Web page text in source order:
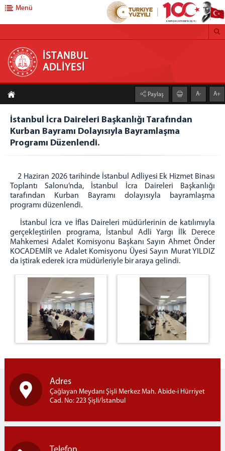
İSTANBUL ADLİYESİ
ADLİYEMİZ
Yerleşim Planı
İstanbul Adli Destek ve Mağdur Hizmetleri Müdürlüğü
Müdürlük
Bürolar
Bilgilendirme ve Yönlendirme Bürosu
Ceza Yargılaması Destek Bürosu
Kırılgan Grup Destek Bürosu
Çocuk Teslimi ve Çocuk İle Kişisel İlişki
Adli Görüşme Odası
Sıkça Sorulan Sorular
İletişim
İstanbul Denetimli Serbestlik Müdürlüğü
Adalet Sarayı Anaokulu
Önbüro
Savcılık Ön Bürosu
Personelin Görevleri
Menü
İSTANBUL
ADLİYESİ
Paylaş A- A+
İstanbul İcra Daireleri Başkanlığı Tarafından
Kurban Bayramı Dolayısıyla Bayramlaşma
Programı Düzenlendi.
2 Haziran 2026 tarihinde İstanbul Adliyesi Ek Hizmet Binası
Toplantı Salonu’nda, İstanbul İcra Daireleri Başkanlığı
tarafından Kurban Bayramı dolayısıyla bayramlaşma
programı düzenlendi.
İstanbul İcra ve İflas Daireleri müdürlerinin de katılımıyla
gerçekleştirilen programa, İstanbul Adli Yargı İlk Derece
Mahkemesi Adalet Komisyonu Başkanı Sayın Ahmet Önder
KOCADEMİR ve Adalet Komisyonu Üyesi Sayın Murat YILDIZ
da iştirak ederek icra müdürleriyle bir araya gelindi.
Adres
Çağlayan Meydanı Şişli Merkez Mah. Abide-i Hürriyet
Cad. No: 223 Şişli/İstanbul